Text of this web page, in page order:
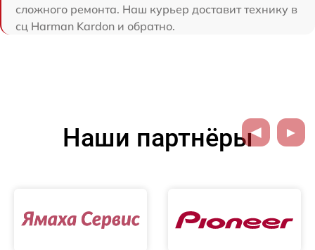
сложного ремонта. Наш курьер доставит технику в
сц Harman Kardon и обратно.
Наши партнёры